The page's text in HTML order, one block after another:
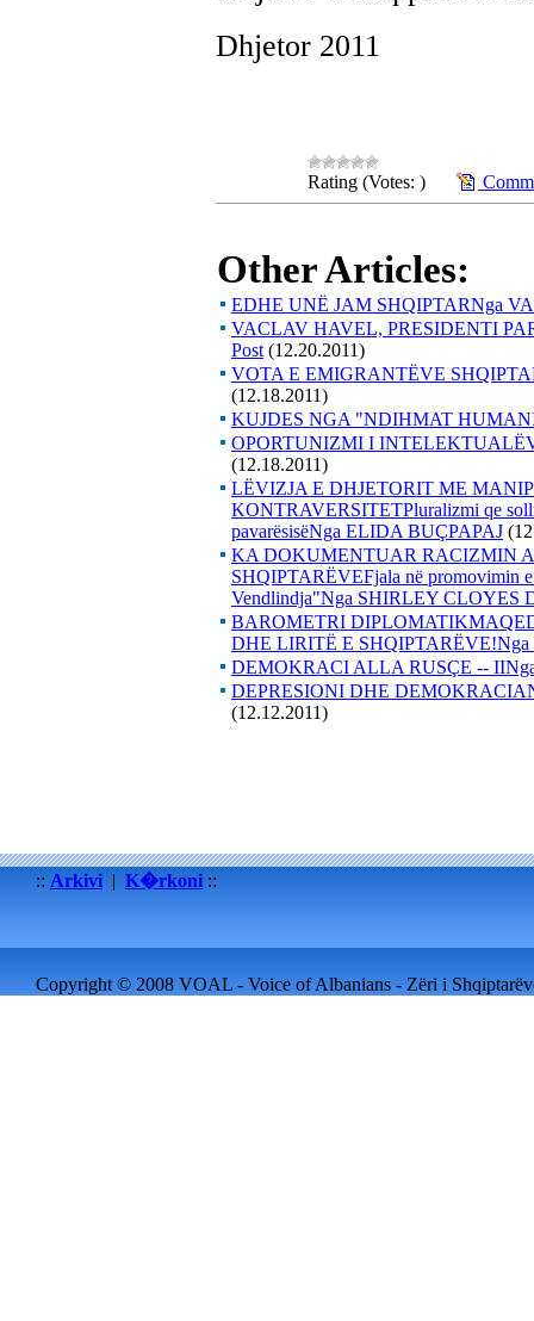
Dhjetor 2011
Rating (Votes: )
Other Articles:
EDHE UNË JAM SHQIPTARNga
VACLAV HAVEL, PRESIDENTI
Post (12.20.2011)
VOTA E EMIGRANTËVE
(12.18.2011)
KUJDES NGA "NDIHMAT
OPORTUNIZMI I
(12.18.2011)
LËVIZJA E DHJETORIT ME
KONTRAVERSITETPluralizmi qe solli
pavarësisëNga ELIDA BUÇPAPAJ
KA DOKUMENTUAR RACIZMIN
SHQIPTARËVEFjala në promovimin
Vendlindja"Nga SHIRLEY CLOYES
BAROMETRI
DHE LIRITË E
DEMOKRACI ALLA RUSÇE --
DEPRESIONI DHE
(12.12.2011)
:: Arkivi | K�rkoni ::
Copyright © 2008 VOAL - Voice of Albanians - Zëri i